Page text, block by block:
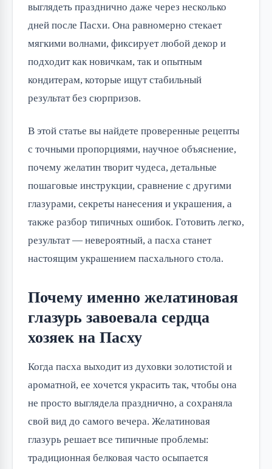
выглядеть празднично даже через несколько
дней после Пасхи. Она равномерно стекает
мягкими волнами, фиксирует любой декор и
подходит как новичкам, так и опытным
кондитерам, которые ищут стабильный
результат без сюрпризов.
В этой статье вы найдете проверенные рецепты
с точными пропорциями, научное объяснение,
почему желатин творит чудеса, детальные
пошаговые инструкции, сравнение с другими
глазурами, секреты нанесения и украшения, а
также разбор типичных ошибок. Готовить легко,
результат — невероятный, а пасха станет
настоящим украшением пасхального стола.
Почему именно желатиновая
глазурь завоевала сердца
хозяек на Пасху
Когда пасха выходит из духовки золотистой и
ароматной, ее хочется украсить так, чтобы она
не просто выглядела празднично, а сохраняла
свой вид до самого вечера. Желатиновая
глазурь решает все типичные проблемы:
традиционная белковая часто осыпается